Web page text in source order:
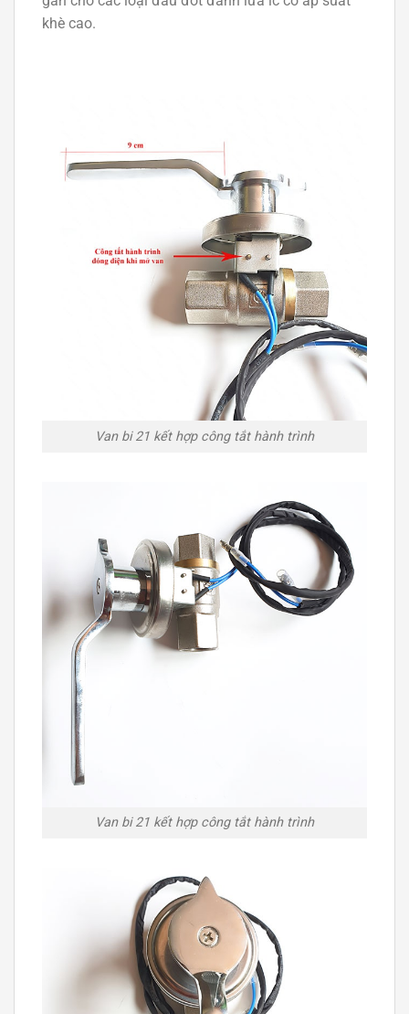
khè cao.
Van bi 21 kết hợp công tắt hành trình
Van bi 21 kết hợp công tắt hành trình